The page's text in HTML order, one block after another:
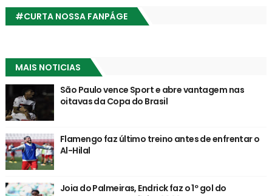
#CURTA NOSSA FANPÁGE
MAIS NOTICIAS
São Paulo vence Sport e abre vantagem nas
oitavas da Copa do Brasil
Flamengo faz último treino antes de enfrentar o
Al-Hilal
Joia do Palmeiras, Endrick faz o 1º gol do